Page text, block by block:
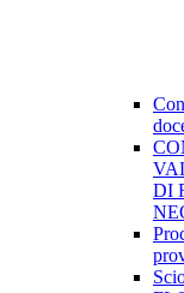
DI